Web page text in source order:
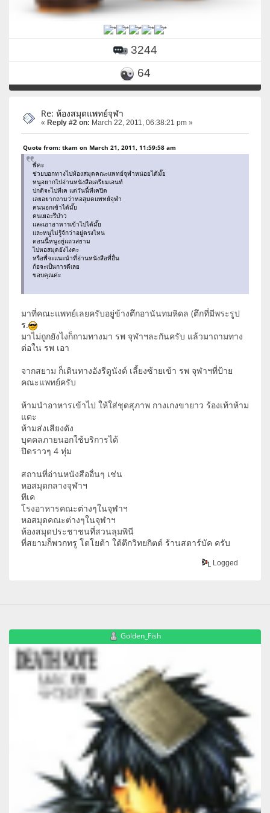
3244
64
Re: ห้องสมุดแพทย์จุฬา
« Reply #2 on: March 22, 2011, 06:38:21 pm »
Quote from: tkam on March 21, 2011, 11:59:58 am
พี่คะ
ช่วยบอกทางไปห้องสมุดคณะแพทย์จุฬาหน่อยได้มั๊ย
หนูอยากไปอ่านหนังสือเตรียมเอนท์
ปกติจะไปทีเค แต่วันนี้ทีเคปิด
เลยอยากถามว่าหอสุมดแพทย์จุฬา
คนนอกเข้าได้มั๊ย
คนเยอะรึป่าว
และเอาอาหารเข้าไปได้มั๊ย
และหนูไม่รู้จักว่าอยู่ตรงไหน
ตอนนี้หนูอยู่แถวสยาม
ไปหอสมุดยังไงคะ
หรือพี่จะแนะนำที่อ่านหนังสือที่อื่น
ก้อจะเป็นการดีเลย
ขอบคุณค่ะ
มาที่คณะแพทย์เลยครับอยู่ข้างตึกอานันทมหิดล (ตึกที่มีพระรูป
ร.
มาไม่ถูกยังไงก็ถามทางมา รพ จุฬาฯละกันครับ แล้วมาถามทาง
ต่อใน รพ เอา
จากสยาม ก็เดินทางอังรีดูนังต์ เลี้ยงซ้ายเข้า รพ จุฬาฯที่ป้าย
คณะแพทย์ครับ
ห้ามนำอาหารเข้าไป ให้ใส่ชุดสุภาพ กางเกงขายาว ร้องเท้าห้าม
แตะ
ห้ามส่งเสียงดัง
บุคคลภายนอกใช้บริการได้
ปิดราวๆ 4 ทุ่ม
สถานที่อ่านหนังสืออื่นๆ เช่น
หอสมุดกลางจุฬาฯ
ทีเค
โรงอาหารคณะต่างๆในจุฬาฯ
หอสมุดคณะต่างๆในจุฬาฯ
ห้องสมุดประชาชนที่สวนลุมพินี
ที่สยามก็พวกทรู โตโยต้า ใต้ตึกวิทยกิตต์ ร้านสตาร์บัค ครับ
Logged
Golden_Fish